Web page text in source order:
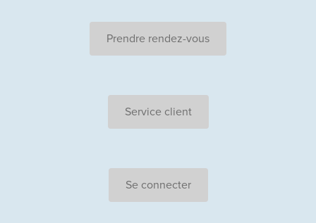
Prendre rendez-vous
Service client
Se connecter